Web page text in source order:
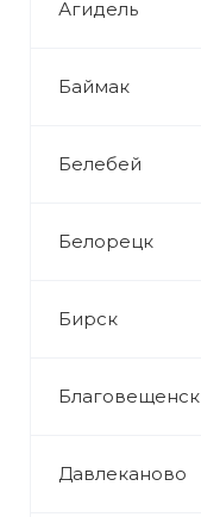
Агидель
Баймак
Белебей
Белорецк
Бирск
Благовещенск
Давлеканово